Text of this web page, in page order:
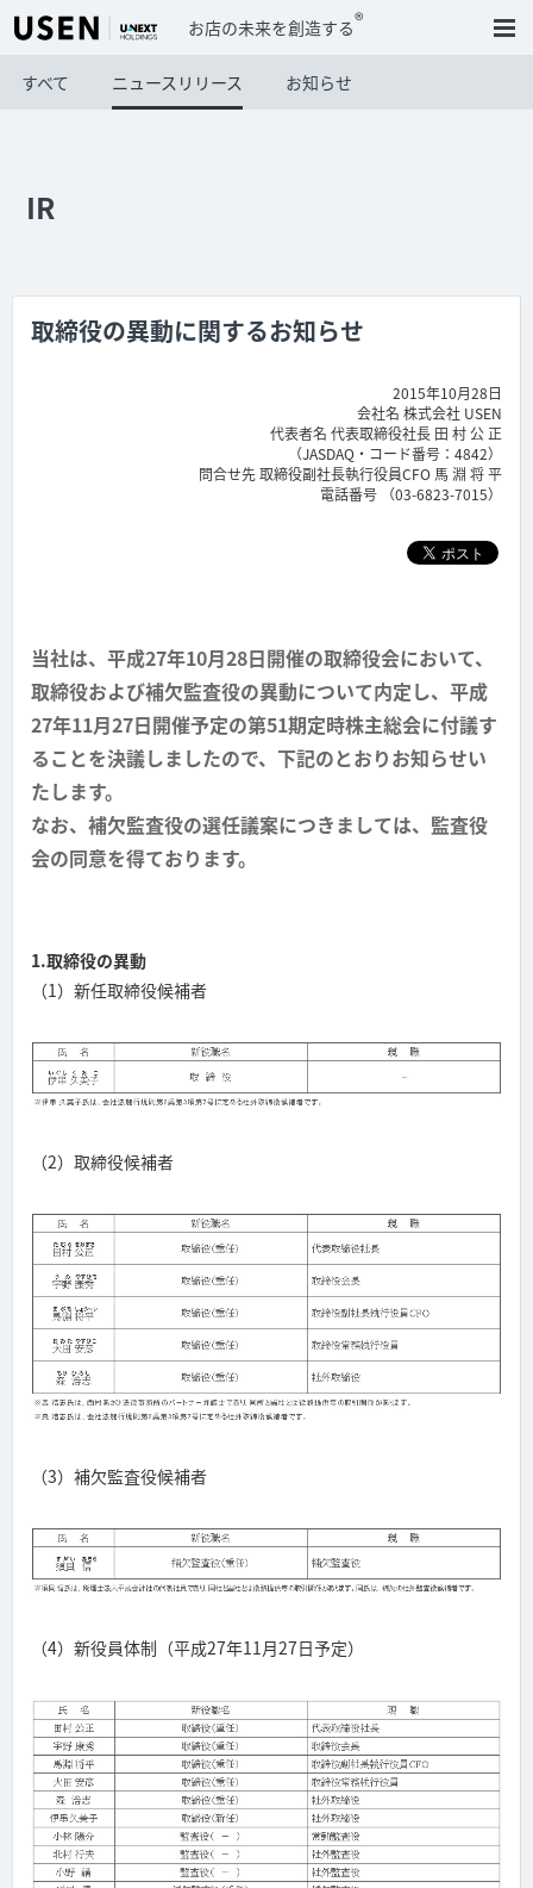
お店の未来を創造する®
すべて ニュースリリース お知らせ
IR
取締役の異動に関するお知らせ
2015年10月28日
会社名 株式会社 USEN
代表者名 代表取締役社長 田 村 公 正
（JASDAQ・コード番号：4842）
問合せ先 取締役副社長執行役員CFO 馬 淵 将 平
電話番号 （03-6823-7015）
当社は、平成27年10月28日開催の取締役会において、
取締役および補欠監査役の異動について内定し、平成
27年11月27日開催予定の第51期定時株主総会に付議す
ることを決議しましたので、下記のとおりお知らせい
たします。
なお、補欠監査役の選任議案につきましては、監査役
会の同意を得ております。
1.取締役の異動
（1）新任取締役候補者
（2）取締役候補者
（3）補欠監査役候補者
（4）新役員体制（平成27年11月27日予定）